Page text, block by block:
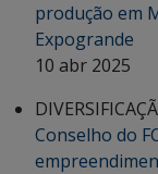
produção em
Expogrande
10 abr 2025
Conselho do